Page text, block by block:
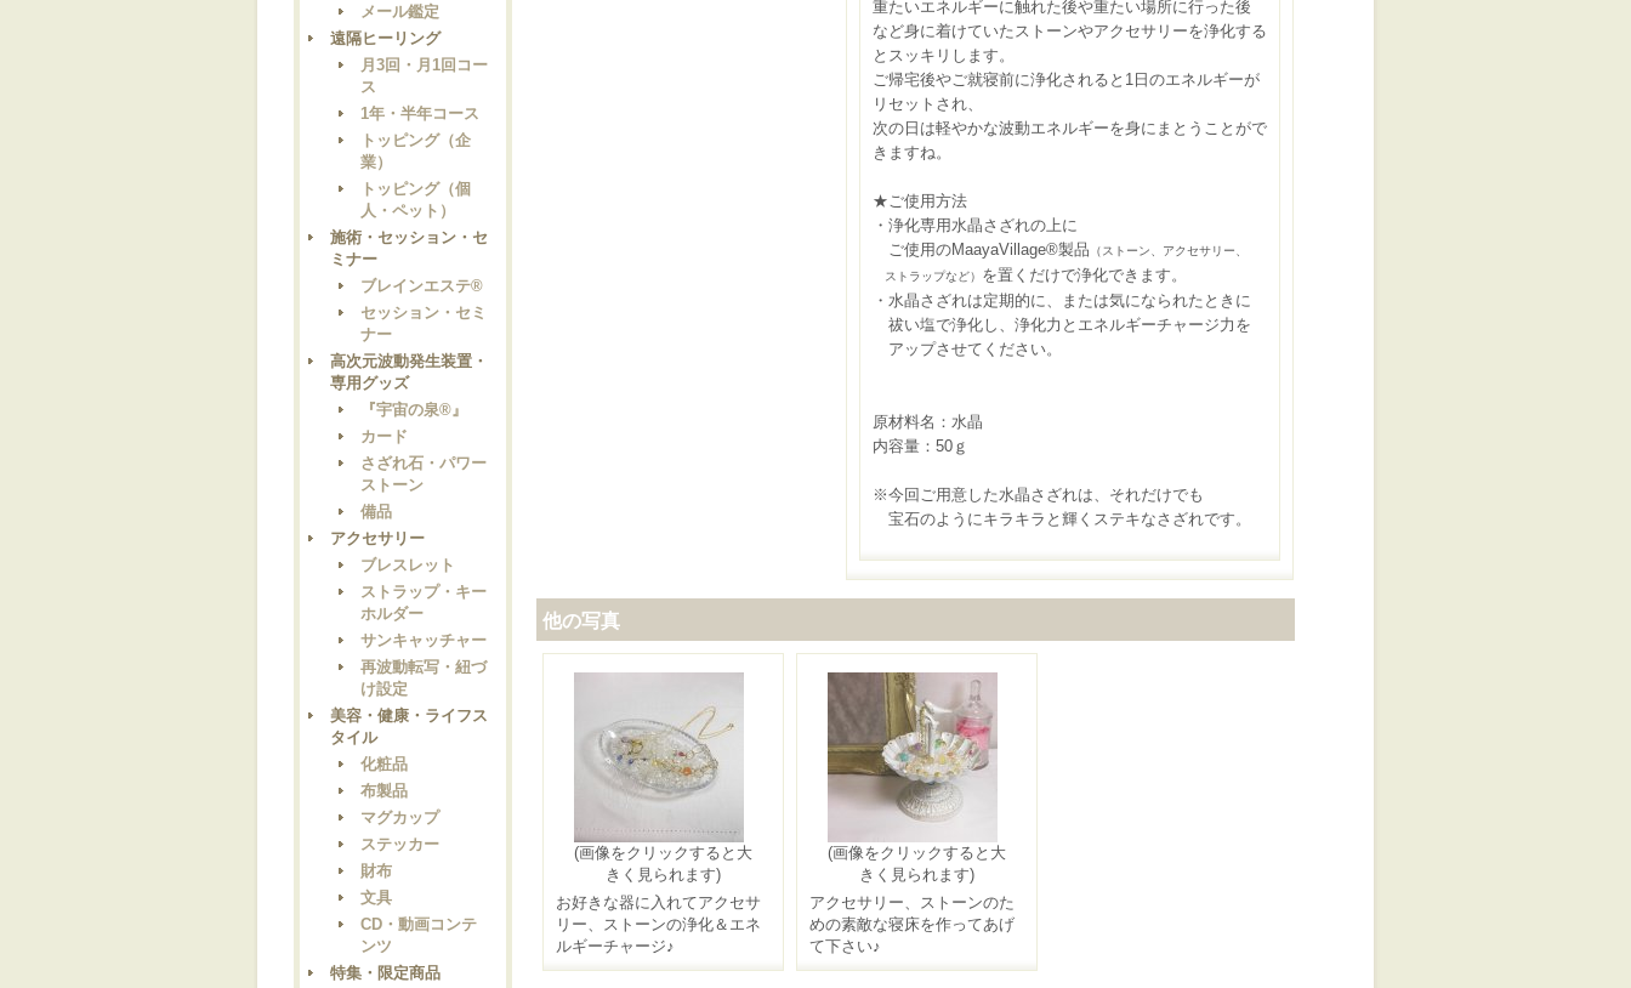
メール鑑定
遠隔ヒーリング
月3回・月1回コー
ス
1年・半年コース
トッピング（企
業）
トッピング（個
人・ペット）
施術・セッション・セ
ミナー
ブレインエステ®
セッション・セミ
ナー
高次元波動発生装置・
専用グッズ
『宇宙の泉®』
カード
さざれ石・パワー
ストーン
備品
アクセサリー
ブレスレット
ストラップ・キー
ホルダー
サンキャッチャー
再波動転写・紐づ
け設定
美容・健康・ライフス
タイル
化粧品
布製品
マグカップ
ステッカー
財布
文具
CD・動画コンテ
ンツ
特集・限定商品
重たいエネルギーに触れた後や重たい場所に行った後
など身に着けていたストーンやアクセサリーを浄化する
とスッキリします。
ご帰宅後やご就寝前に浄化されると1日のエネルギーが
リセットされ、
次の日は軽やかな波動エネルギーを身にまとうことがで
きますね。
★ご使用方法
・浄化専用水晶さざれの上に
ご使用のMaayaVillage®製品 （ストーン、アクセサリ ー、
ストラップなど） を置くだけで浄化できます。
・水晶さざれは定期的に、または気になられたときに
祓い塩で浄化し、浄化力とエネルギーチャージ力を
アップさせてください。
原材料名：水晶
内容量：50ｇ
※今回ご用意した水晶さざれは、それだけでも
宝石のようにキラキラと輝くステキなさざれです。
他の写真
(画像をクリックすると大
きく見られます)
お好きな器に入れてアクセサ
リー、ストーンの浄化＆エネ
ルギーチャージ♪
(画像をクリックすると大
きく見られます)
アクセサリー、ストーンのた
めの素敵な寝床を作ってあげ
て下さい♪